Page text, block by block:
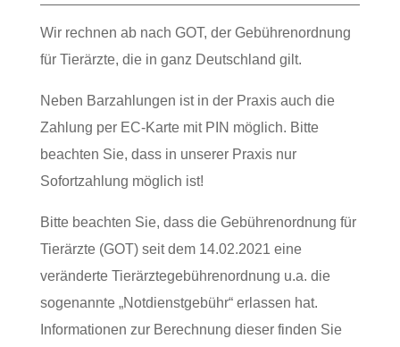
Wir rechnen ab nach GOT, der Gebührenordnung
für Tierärzte, die in ganz Deutschland gilt.
Neben Barzahlungen ist in der Praxis auch die
Zahlung per EC-Karte mit PIN möglich. Bitte
beachten Sie, dass in unserer Praxis nur
Sofortzahlung möglich ist!
Bitte beachten Sie, dass die Gebührenordnung für
Tierärzte (GOT) seit dem 14.02.2021 eine
veränderte Tierärztegebührenordnung u.a. die
sogenannte „Notdienstgebühr“ erlassen hat.
Informationen zur Berechnung dieser finden Sie